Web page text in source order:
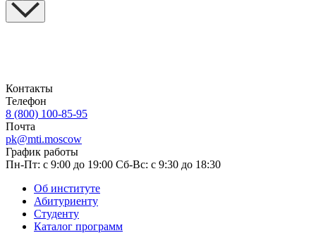
Контакты
Телефон
8 (800) 100-85-95
Почта
pk@mti.moscow
График работы
Пн-Пт: с 9:00 до 19:00 Сб-Вс: с 9:30 до 18:30
Об институте
Абитуриенту
Студенту
Каталог программ